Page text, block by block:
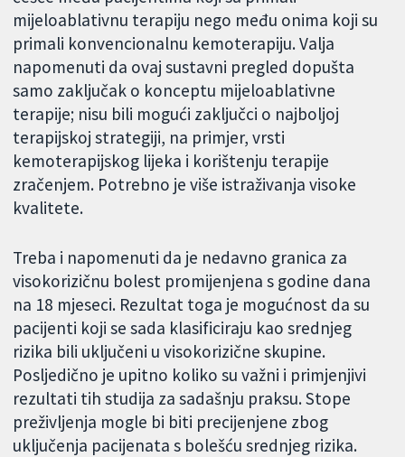
mijeloablativnu terapiju nego među onima koji su
primali konvencionalnu kemoterapiju. Valja
napomenuti da ovaj sustavni pregled dopušta
samo zaključak o konceptu mijeloablativne
terapije; nisu bili mogući zaključci o najboljoj
terapijskoj strategiji, na primjer, vrsti
kemoterapijskog lijeka i korištenju terapije
zračenjem. Potrebno je više istraživanja visoke
kvalitete.
Treba i napomenuti da je nedavno granica za
visokorizičnu bolest promijenjena s godine dana
na 18 mjeseci. Rezultat toga je mogućnost da su
pacijenti koji se sada klasificiraju kao srednjeg
rizika bili uključeni u visokorizične skupine.
Posljedično je upitno koliko su važni i primjenjivi
rezultati tih studija za sadašnju praksu. Stope
preživljenja mogle bi biti precijenjene zbog
uključenja pacijenata s bolešću srednjeg rizika.